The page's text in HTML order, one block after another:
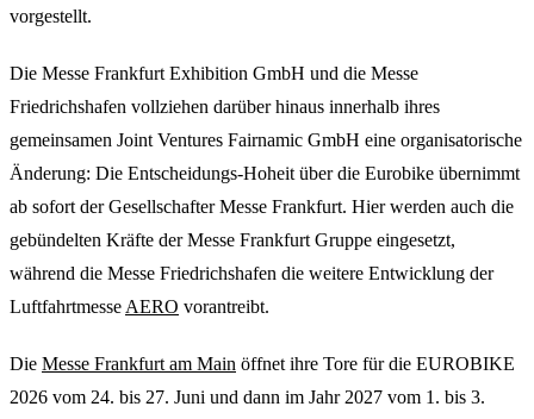
vorgestellt.
Die Messe Frankfurt Exhibition GmbH und die Messe
Friedrichshafen vollziehen darüber hinaus innerhalb ihres
gemeinsamen Joint Ventures Fairnamic GmbH eine organisatorische
Änderung: Die Entscheidungs-Hoheit über die Eurobike übernimmt
ab sofort der Gesellschafter Messe Frankfurt. Hier werden auch die
gebündelten Kräfte der Messe Frankfurt Gruppe eingesetzt,
während die Messe Friedrichshafen die weitere Entwicklung der
Luftfahrtmesse AERO vorantreibt.
Die Messe Frankfurt am Main öffnet ihre Tore für die EUROBIKE
2026 vom 24. bis 27. Juni und dann im Jahr 2027 vom 1. bis 3.